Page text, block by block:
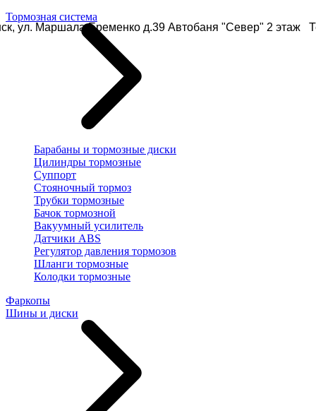
ул. Маршала Еременко д.39 Автобаня "Север" 2 этаж
Тормозная система
Барабаны и тормозные диски
Цилиндры тормозные
Суппорт
Стояночный тормоз
Трубки тормозные
Бачок тормозной
Вакуумный усилитель
Датчики ABS
Регулятор давления тормозов
Шланги тормозные
Колодки тормозные
Фаркопы
Шины и диски